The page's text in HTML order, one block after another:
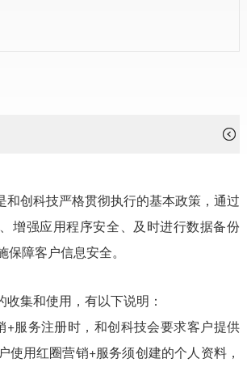
和创科技严格贯彻执行的基本政策，通过
增强应用程序安全、及时进行数据备份
障客户信息安全。
收集和使用，有以下说明：
+服务注册时，和创科技会要求客户提供
使用红圈营销+服务须创建的个人资料，